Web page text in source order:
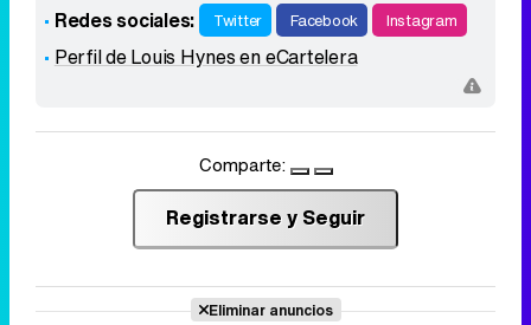
Redes sociales:
Twitter Facebook Instagram
Perfil de Louis Hynes en eCartelera
Comparte:
Registrarse y Seguir
Eliminar anuncios